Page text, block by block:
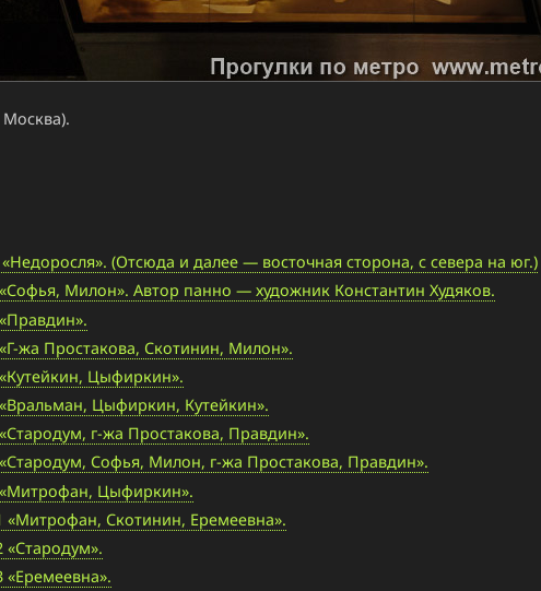
(Отсюда и далее — восточная сторона, с севера на юг.)
Милон». Автор панно — художник Константин Худяков.
жа Простакова, Скотинин, Милон».
Цыфиркин».
Цыфиркин, Кутейкин».
г-жа Простакова, Правдин».
Софья, Милон, г-жа Простакова, Правдин».
Цыфиркин».
Скотинин, Еремеевна».